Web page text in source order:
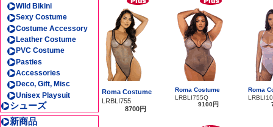
Wild Bikini
Sexy Costume
Costume Accessory
Leather Costume
PVC Costume
Pasties
Accessories
Deco, Gift, Misc
Unisex Playsuit
シューズ
新商品
Roma Costume
LRBLI755
8700円
Roma Costume
LRBLI755Q
9100円
Roma